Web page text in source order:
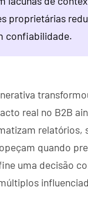
proprietárias
confiabilidade.
real no B2B
relatórios,
quando
uma decisão